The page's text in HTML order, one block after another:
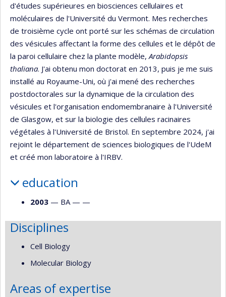
d'études supérieures en biosciences cellulaires et
moléculaires de l'Université du Vermont. Mes recherches
de troisième cycle ont porté sur les schémas de circulation
des vésicules affectant la forme des cellules et le dépôt de
la paroi cellulaire chez la plante modèle,Arabidopsis
thaliana. J'ai obtenu mon doctorat en 2013, puis je me suis
installé au Royaume-Uni, où j'ai mené des recherches
postdoctorales sur la dynamique de la circulation des
vésicules et l'organisation endomembranaire à l'Université
de Glasgow, et sur la biologie des cellules racinaires
végétales à l'Université de Bristol. En septembre 2024, j'ai
rejoint le département de sciences biologiques de l'UdeM
et créé mon laboratoire à l'IRBV.
education
2003 — BA — —
Disciplines
Cell Biology
Molecular Biology
Areas of expertise